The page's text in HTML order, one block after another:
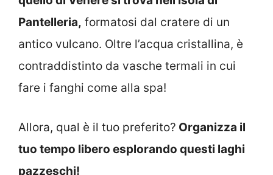
Pantelleria, formatosi dal cratere di un
antico vulcano. Oltre l’acqua cristallina, è
contraddistinto da vasche termali in cui
fare i fanghi come alla spa!
Allora, qual è il tuo preferito? Organizza il
tuo tempo libero esplorando questi laghi
pazzeschi!